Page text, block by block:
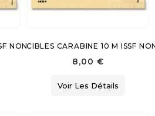
NON NUMEROTEES
CIBLES CARABINE 10 M ISSF
8,00 €
Voir Les Détails